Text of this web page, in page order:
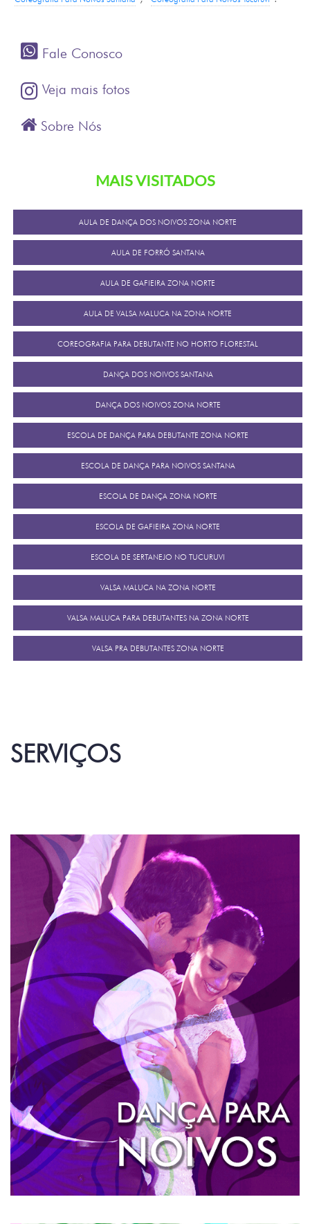
Fale Conosco
Veja mais fotos
Sobre Nós
MAIS VISITADOS
AULA DE DANÇA DOS NOIVOS ZONA NORTE
AULA DE FORRÓ SANTANA
AULA DE GAFIEIRA ZONA NORTE
AULA DE VALSA MALUCA NA ZONA NORTE
COREOGRAFIA PARA DEBUTANTE NO HORTO FLORESTAL
DANÇA DOS NOIVOS SANTANA
DANÇA DOS NOIVOS ZONA NORTE
ESCOLA DE DANÇA PARA DEBUTANTE ZONA NORTE
ESCOLA DE DANÇA PARA NOIVOS SANTANA
ESCOLA DE DANÇA ZONA NORTE
ESCOLA DE GAFIEIRA ZONA NORTE
ESCOLA DE SERTANEJO NO TUCURUVI
VALSA MALUCA NA ZONA NORTE
VALSA MALUCA PARA DEBUTANTES NA ZONA NORTE
VALSA PRA DEBUTANTES ZONA NORTE
SERVIÇOS
DANÇA DOS NOIVOS
A dança dos noivos é a primeira dança dos recém-
casados. É algo tradicional que com o passar dos
anos se reinventou. Os noivos foram ficando mais
ousados, diversos ritmos e coreografias agora fazem
parte dos possíveis repertório de dança dos noivos.
SAIBA MAIS